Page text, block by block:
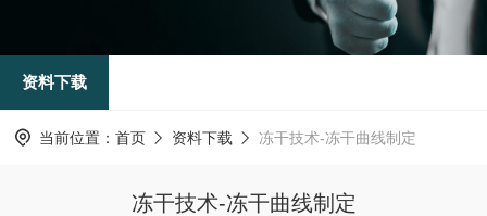
资料下载
当前位置： 首页 资料下载 冻干技术-冻干曲线制定
冻干技术-冻干曲线制定